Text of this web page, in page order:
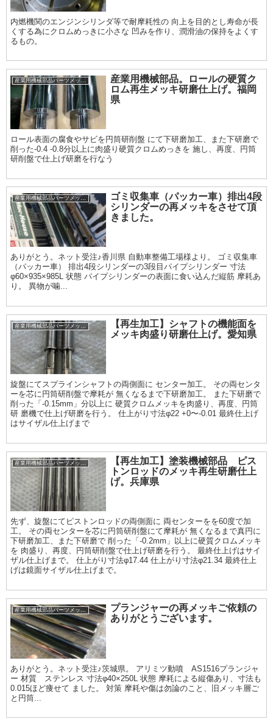
内燃機関のエンジンシリンダ等で耐摩耗性の 向上を目的とし寿命が長
くする為にクロムめっきに小さな 凹みを作り、潤滑油の保持をよくす
るもの。
産業用機械部品パーツメッキ加工履歴
産業用機械部品。ロールの硬質ク
ロム再生メッキ研磨仕上げ。福岡
県
ロール表面の腐食やサビを円筒研削盤 にて下研磨加工、また下研磨で
削った-0.4 -0.8分以上に肉盛り硬質クロムめっきを 施し、再度、円筒
研削盤で仕上げ研磨を行なう
産業用機械部品パーツメッキ加工履歴
ゴミ収集車（パッカー車）排出4段
シリンダーの再メッキをさせて頂
きました。
ありがとう。ネット受注♪香川県 自動車整備工場様より。 ゴミ収集車
（パッカー車） 排出4段シリンダーの3段目パイプシリンダー 寸法
φ60×935×985L 状態 パイプシリンダーの表面に食い込んだ縦筋 摩耗あ
り。 異物が噛...
【再生加工】シャフトの機能面を
メッキ肉盛り研磨仕上げ。愛知県
旋盤にてスプラインシャフトの両側面に センター加工。 その両センタ
ーを芯に円筒研削盤で摩耗が 無くなるまで下研磨加工。 また下研磨で
削った「-0.15mm」分以上に 硬質クロムメッキを肉盛り、再度、円筒
研 磨機で仕上げ研磨を行う。 仕上がり寸法φ22 +0〜-0.01 最終仕上げ
はサイザル仕上げまで
【再生加工】塗装機械部品 ピス
トンロッドのメッキ再生研磨仕上
げ。兵庫県
先ず、旋盤にてピストンロッドの両側面に 両センターをを60度で加
工。 その両センターを芯に円筒研削盤にて摩耗が 無くなるまで真円に
下研磨加工、また下研磨で 削った「-0.2mm」以上に硬質クロムメッキ
を 肉盛り、再度、円筒研削盤で仕上げ研磨を行う。 最終仕上げはサイ
ザル仕上げまで。 仕上がり寸法φ17.44 仕上がり寸法φ21.34 最終仕上
げは鏡面サイザル仕上げまで。
産業用機械部品パーツメッキ加工履歴
プランジャーの再メッキご依頼の
ありがとうございます。
ありがとう。ネット受注♪茨城県。 アリミツ動噴 AS1516プランジャ
ー 材質 ステンレス 寸法φ40×250L 状態 摩耗による縦傷あり、寸法も
0.015ほど痩せて ました。 対策 摩耗や傷は勿論のこと、旧メッキ層ご
と円筒...